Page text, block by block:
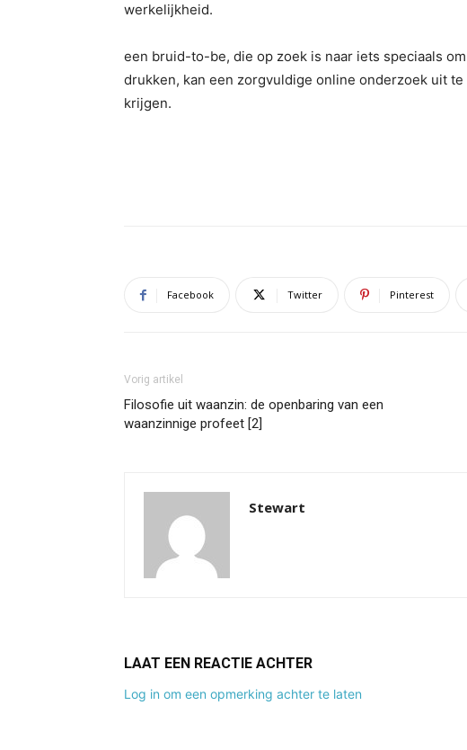
werkelijkheid.
een bruid-to-be, die op zoek is naar iets speciaals
drukken, kan een zorgvuldige online onderzoek uit
krijgen.
Facebook Twitter Pinterest
Vorig artikel
Filosofie uit waanzin: de openbaring van een
waanzinnige profeet [2]
Stewart
LAAT EEN REACTIE ACHTER
Log in om een opmerking achter te laten